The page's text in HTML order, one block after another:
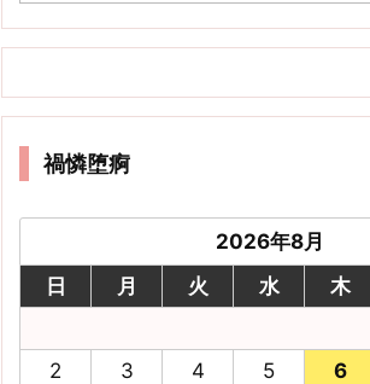
禍憐堕痾
2026年8月
日
月 火 水 木
2
3 4 5 6